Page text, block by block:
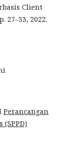
Client
27–33, 2022.
Perancangan